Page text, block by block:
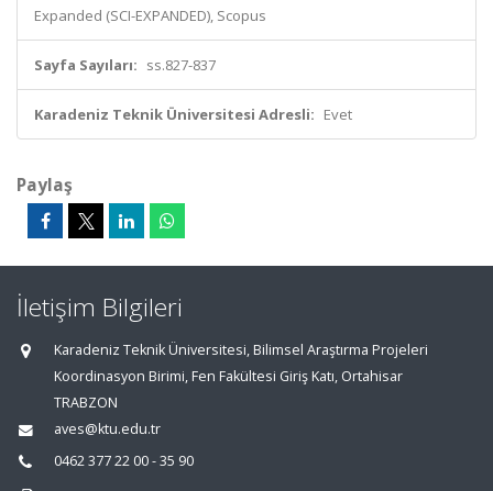
Expanded (SCI-EXPANDED), Scopus
Sayfa Sayıları: ss.827-837
Karadeniz Teknik Üniversitesi Adresli: Evet
Paylaş
İletişim Bilgileri
Karadeniz Teknik Üniversitesi, Bilimsel Araştırma Projeleri
Koordinasyon Birimi, Fen Fakültesi Giriş Katı, Ortahisar
TRABZON
aves@ktu.edu.tr
0462 377 22 00 - 35 90